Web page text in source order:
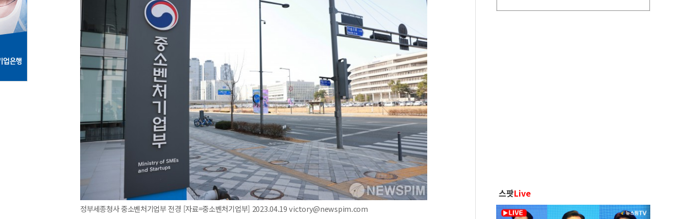
정부세종청사 중소벤처기업부 전경 [자료=중소벤처기업부] 2023.04.19 victory@newspim.com
스팟Live